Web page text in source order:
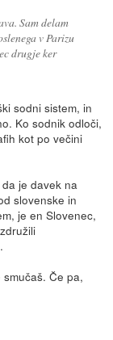
Sam delam
v Parizu
drugje ker
sodni sistem, in
Ko sodnik odloči,
kot po večini
je davek na
slovenske in
je en Slovenec,
Če pa,